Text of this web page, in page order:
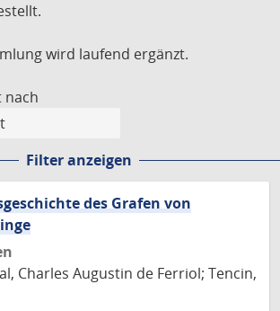
wird laufend ergänzt.
Filter anzeigen
des Grafen von
Charles Augustin de Ferriol; Tencin,